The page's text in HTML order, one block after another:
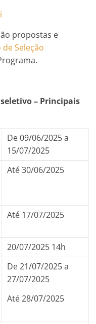
propostas e
Seleção
– Principais
De 09/06/2025a
15/07/2025
Até 30/06/2025
Até 17/07/2025
20/07/2025 14h
De21/07/2025 a
27/07/2025
Até 28/07/2025